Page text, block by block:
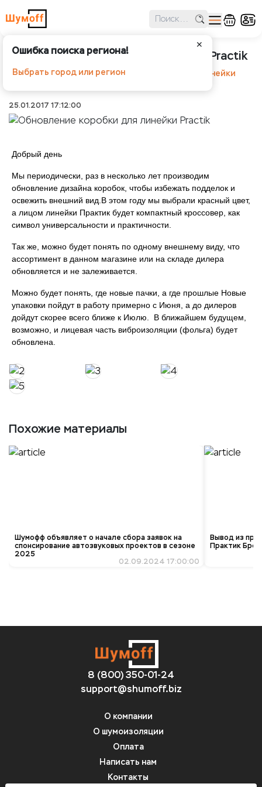
✕
Ошибка поиска региона!
Выбрать город или регион
Обновление коробки для линейки Practik
Шумоff Новости
Обновление коробки для линейки
25.01.2017 17:12:00
Добрый день
Мы периодически, раз в несколько лет производим
обновление дизайна коробок, чтобы избежать подделок и
освежить внешний вид.В этом году мы выбрали красный цвет,
а лицом линейки Практик будет компактный кроссовер, как
символ универсальности и практичности.
Так же, можно будет понять по одному внешнему виду, что
ассортимент в данном магазине или на складе дилера
обновляется и не залеживается.
Можно будет понять, где новые пачки, а где прошлые Новые
упаковки пойдут в работу примерно с Июня, а до дилеров
дойдут скорее всего ближе к Июлю. В ближайшем будущем,
возможно, и лицевая часть виброизоляции (фольга) будет
обновлена.
Похожие материалы
Шумофф объявляет о начале сбора заявок на
спонсирование автозвуковых проектов в сезоне
2025
02.09.2024 17:00:00
Вывод из
Практик
8 (800) 350-01-24
support@shumoff.biz
О компании
О шумоизоляции
Оплата
Написать нам
Контакты